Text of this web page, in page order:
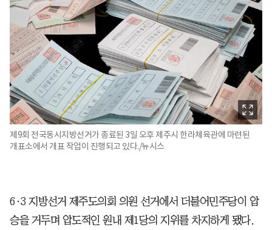
제9회 전국동시지방선거가 종료된 3일 오후 제주시 한라체육관에 마련된
개표소에서 개표 작업이 진행되고 있다./뉴시스
6·3 지방선거 제주도의회 의원 선거에서 더불어민주당이 압
승을 거두며 압도적인 원내 제1당의 지위를 차지하게 됐다.